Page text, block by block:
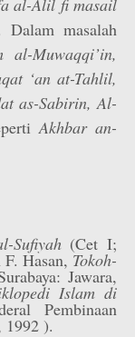
al-Alil fi masail
Dalam masalah
al-Muwaqqi’in,
‘an at-Tahlil,
as-Sabirin, Al-
Akhbar an-
Sufiyah(Cet I;
Hasan, Tokoh-
Jawara,
Islam di
Pembinaan
1992 ).